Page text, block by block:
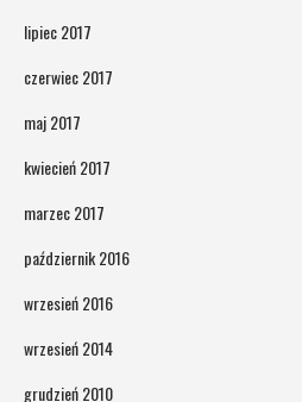
lipiec 2017
czerwiec 2017
maj 2017
kwiecień 2017
marzec 2017
październik 2016
wrzesień 2016
wrzesień 2014
grudzień 2010